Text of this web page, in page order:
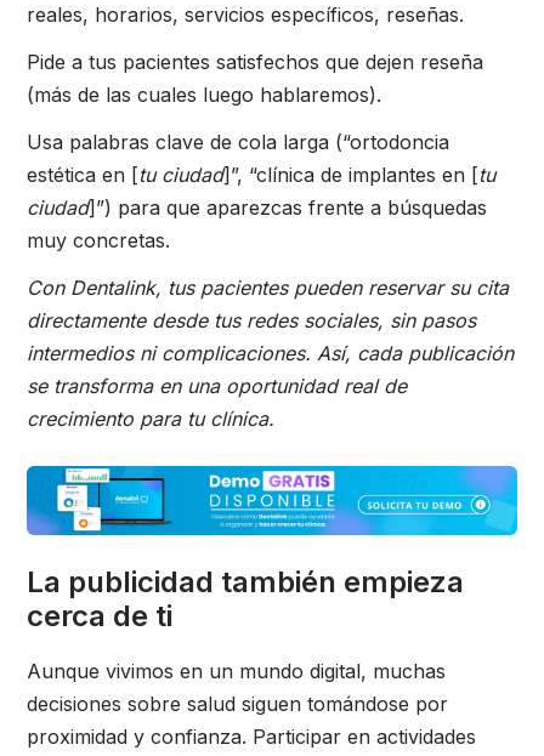
reales, horarios, servicios específicos, reseñas.
Pide a tus pacientes satisfechos que dejen reseña
(más de las cuales luego hablaremos).
Usa palabras clave de cola larga (“ortodoncia
estética en [tu ciudad]”, “clínica de implantes en [tu
ciudad]”) para que aparezcas frente a búsquedas
muy concretas.
Con Dentalink, tus pacientes pueden reservar su cita
directamente desde tus redes sociales, sin pasos
intermedios ni complicaciones. Así, cada publicación
se transforma en una oportunidad real de
crecimiento para tu clínica.
La publicidad también empieza
cerca de ti
Aunque vivimos en un mundo digital, muchas
decisiones sobre salud siguen tomándose por
proximidad y confianza. Participar en actividades